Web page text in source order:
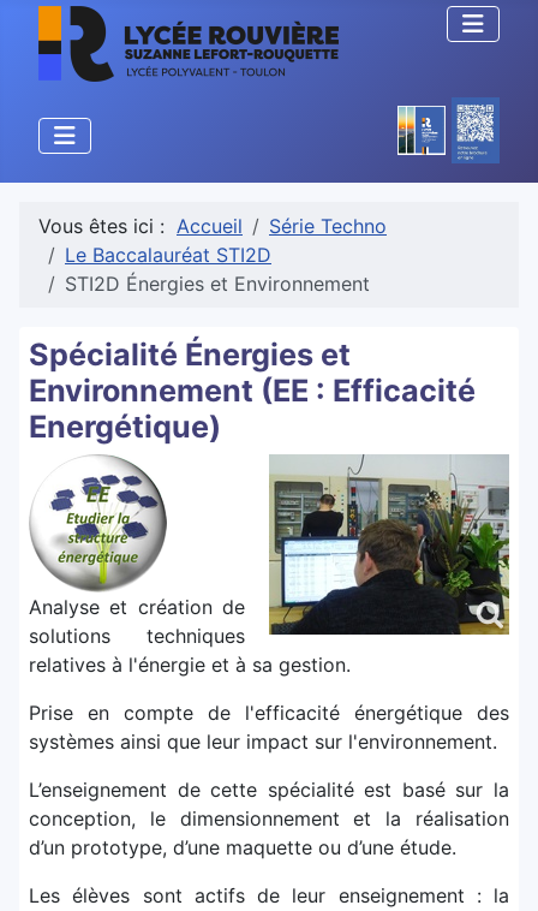
Vous êtes ici : Accueil
Série Techno
Le Baccalauréat STI2D
STI2D Énergies et Environnement
Spécialité Énergies et
Environnement (EE : Efficacité
Energétique)
Analyse et création de
solutions techniques
relatives à l'énergie et à sa gestion.
Prise en compte de l'efficacité énergétique des
systèmes ainsi que leur impact sur l'environnement.
L’enseignement de cette spécialité est basé sur la
conception, le dimensionnement et la réalisation
d’un prototype, d’une maquette ou d’une étude.
Les élèves sont actifs de leur enseignement : la